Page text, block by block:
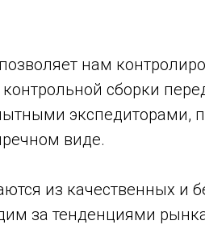
нам
сборки
экспедиторами,
виде.
из качественных и
за тенденциями